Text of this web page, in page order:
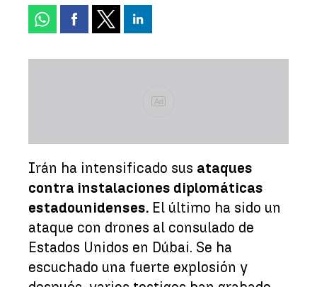
Ad
Irán ha intensificado sus ataques
contra instalaciones diplomáticas
estadounidenses. El último ha sido un
ataque con drones al consulado de
Estados Unidos en Dúbai. Se ha
escuchado una fuerte explosión y